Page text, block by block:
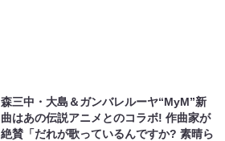
森三中・大島＆ガンバレルーヤ“MyM”新
曲はあの伝説アニメとのコラボ! 作曲家が
絶賛「だれが歌っているんですか? 素晴ら